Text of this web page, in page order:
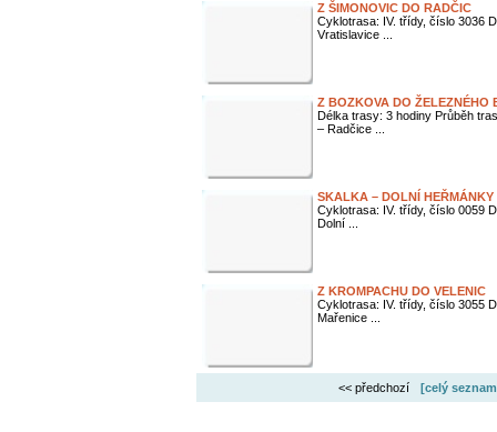
Z ŠIMONOVIC DO RADČIC
Cyklotrasa: IV. třídy, číslo 3036
Vratislavice ...
Z BOZKOVA DO ŽELEZNÉHO
Délka trasy: 3 hodiny Průběh
– Radčice ...
SKALKA – DOLNÍ HEŘMÁNKY
Cyklotrasa: IV. třídy, číslo 0059
Dolní ...
Z KROMPACHU DO VELENIC
Cyklotrasa: IV. třídy, číslo 3055
Mařenice ...
<< předchozí [celý